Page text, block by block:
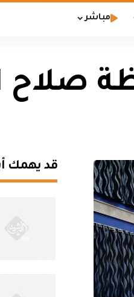
مباشر
صلاح
قد يهمك